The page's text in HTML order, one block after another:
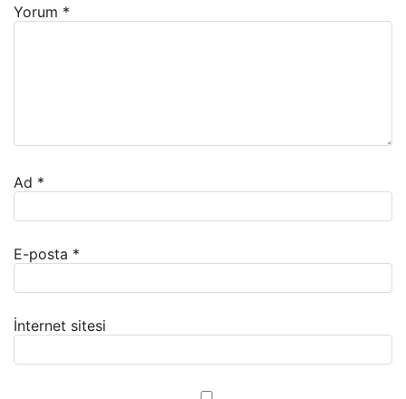
Yorum *
Ad *
E-posta *
İnternet sitesi